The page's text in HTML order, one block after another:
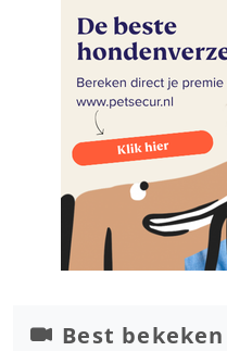
Best